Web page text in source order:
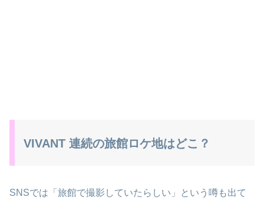
VIVANT 連続の旅館ロケ地はどこ？
SNSでは「旅館で撮影していたらしい」という噂も出て